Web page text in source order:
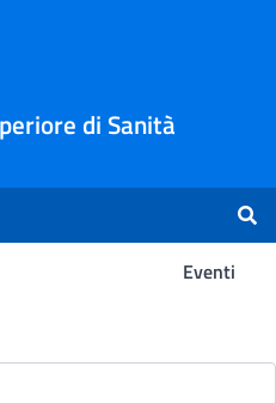
di Sanità
Eventi
-